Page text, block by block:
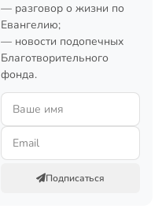
— разговор о жизни по
Евангелию;
— новости подопечных
Благотворительного
фонда.
Подписаться